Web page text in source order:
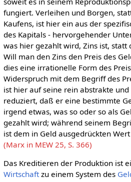
fungiert. Verleihen und Borgen,
Kaufens, ist hier ein aus der
des Kapitals - hervorgehender
was hier gezahlt wird, Zins ist, statt
Will man den Zins den Preis des
dies eine irrationelle Form des
Widerspruch mit dem Begriff des
ist hier auf seine rein abstrakte
reduziert, daß er eine bestimmte
irgend etwas, was so oder so als
gezahlt wird; während seinem
ist dem in Geld ausgedrückten
(Marx in MEW 25, S. 366)
Das Kreditieren der Produktion ist
Wirtschaftzu einem System des